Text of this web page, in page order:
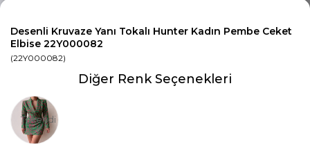
Desenli Kruvaze Yanı Tokalı Hunter Kadın Pembe Ceket
Elbise 22Y000082
(22Y000082)
Diğer Renk Seçenekleri
Tükendi